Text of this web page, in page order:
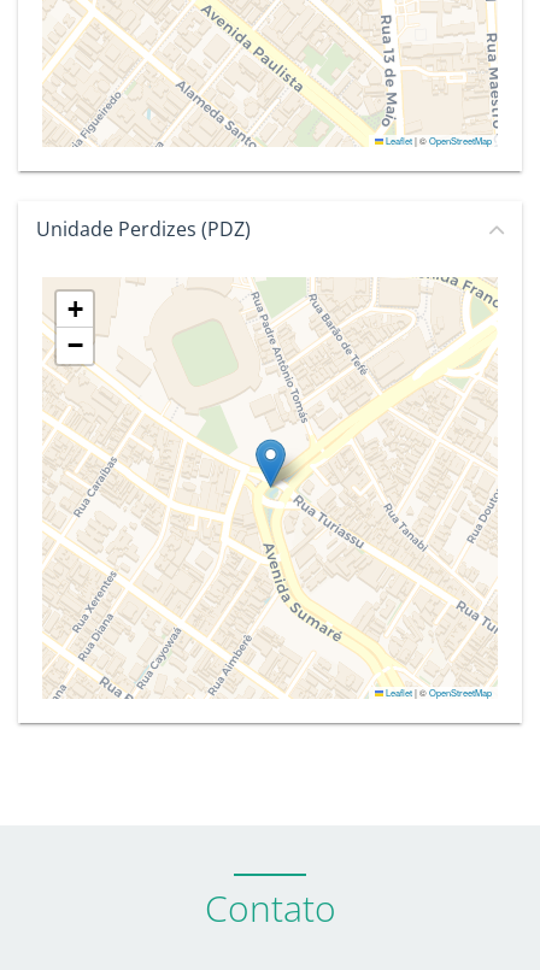
Leaflet|©OpenStreetMap
Unidade Perdizes (PDZ)
+
−
Leaflet|©OpenStreetMap
Contato